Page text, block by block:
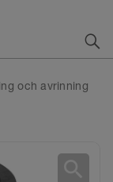
och avrinning